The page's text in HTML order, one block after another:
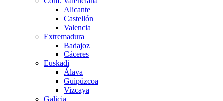
Alicante
Castellón
Valencia
Extremadura
Badajoz
Cáceres
Euskadi
Álava
Guipúzcoa
Vizcaya
Galicia